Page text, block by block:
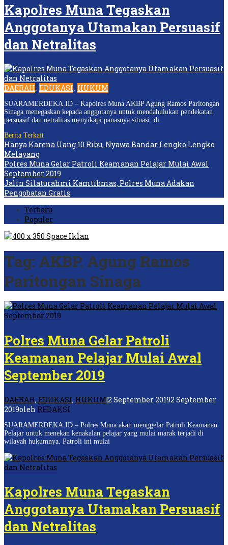
Kapolres Muna Tegaskan
Anggotanya Utamakan Persuasif
dan Netralitas
DAERAH, EDUKASI, HUKUM
SUARAMERDEKA.ID – Kapolres Muna AKBP Agung Ramos Paritongan
Sinaga menegaskan kepada anggotanya untuk mendahulukan pendekatan
persuasif dan netralitas menyikapi panasnya situasi di
Berita Terkait
Hanya Karena Uang 10 Ribu, Nyawa Bandar Lengko Lengko
Melayang
Polres Muna Gelar Patroli Keamanan Pelajar Mulai Awal
September 2019
Jalin Silaturahmi Kamtibmas, Polres Muna Adakan
Pengobatan Gratis
Terbaru
Populer
Tag: AKBP. Agung Ramos
Paritongan Sinaga
Polres Muna Gelar Patroli
Keamanan Pelajar Mulai Awal
September 2019
DAERAH, EDUKASI, HUKUM|2 September 20192 September
2019oleh REDAKSI
SUARAMERDEKA.ID – Polres Muna akan menggelar Patroli Keamanan
Pelajar untuk menekan kenakalan pelajar yang mulai marak terjadi di
wilayah hukumnya. Patroli ini mulai
Kapolres Muna Tegaskan
Anggotanya Utamakan Persuasif
dan Netralitas